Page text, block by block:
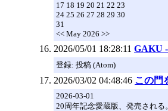
17 18 19 20 21 22 23
24 25 26 27 28 29 30
31
<< May 2026 >>
2026/05/01 18:28:11 GAKU
登録: 投稿 (Atom)
2026/03/02 04:48:46 この門
2026-03-01
20周年記念愛蔵版、発売される。